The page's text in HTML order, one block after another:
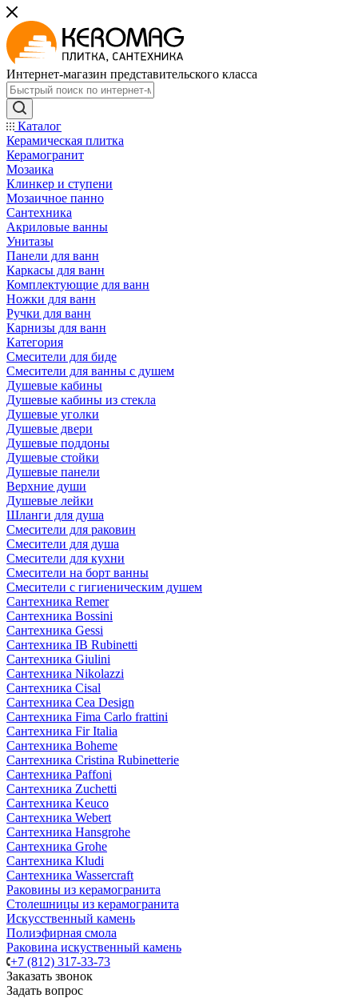
Интернет-магазин представительского класса
Каталог
Керамическая плитка
Керамогранит
Мозаика
Клинкер и ступени
Мозаичное панно
Сантехника
Акриловые ванны
Унитазы
Панели для ванн
Каркасы для ванн
Комплектующие для ванн
Ножки для ванн
Ручки для ванн
Карнизы для ванн
Категория
Смесители для биде
Смесители для ванны с душем
Душевые кабины
Душевые кабины из стекла
Душевые уголки
Душевые двери
Душевые поддоны
Душевые стойки
Душевые панели
Верхние души
Душевые лейки
Шланги для душа
Смесители для раковин
Смесители для душа
Смесители для кухни
Смесители на борт ванны
Смесители с гигиеническим душем
Сантехника Remer
Сантехника Bossini
Сантехника Gessi
Сантехника IB Rubinetti
Сантехника Giulini
Сантехника Nikolazzi
Сантехника Cisal
Сантехника Cea Design
Сантехника Fima Carlo frattini
Сантехника Fir Italia
Сантехника Boheme
Сантехника Cristina Rubinetterie
Сантехника Paffoni
Сантехника Zuchetti
Сантехника Keuco
Сантехника Webert
Сантехника Hansgrohe
Сантехника Grohe
Сантехника Kludi
Сантехника Wassercraft
Раковины из керамогранита
Столешницы из керамогранита
Искусственный камень
Полиэфирная смола
Раковина искуственный камень
+7 (812) 317-33-73
Заказать звонок
Задать вопрос